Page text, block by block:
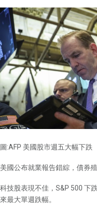
圖:AFP 美國股市週五大幅下跌
美國公布就業報告錯綜，債券
科技股表現不佳，S&P 500 下
來最大單週跌幅。